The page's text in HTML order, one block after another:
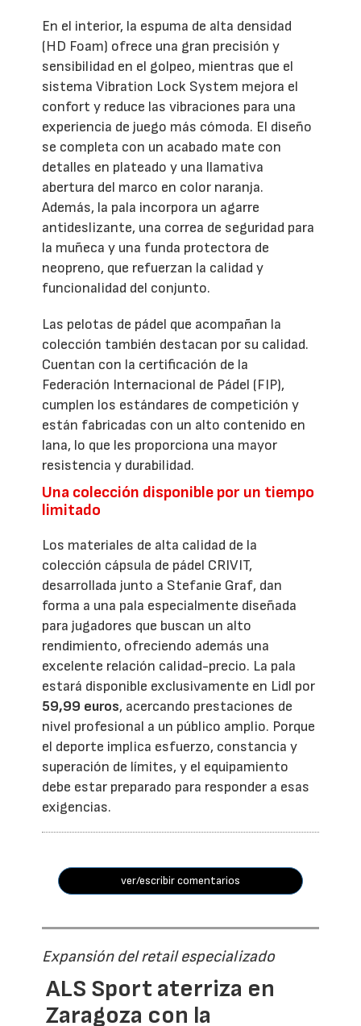
En el interior, la espuma de alta densidad
(HD Foam) ofrece una gran precisión y
sensibilidad en el golpeo, mientras que el
sistema Vibration Lock System mejora el
confort y reduce las vibraciones para una
experiencia de juego más cómoda. El diseño
se completa con un acabado mate con
detalles en plateado y una llamativa
abertura del marco en color naranja.
Además, la pala incorpora un agarre
antideslizante, una correa de seguridad para
la muñeca y una funda protectora de
neopreno, que refuerzan la calidad y
funcionalidad del conjunto.
Las pelotas de pádel que acompañan la
colección también destacan por su calidad.
Cuentan con la certificación de la
Federación Internacional de Pádel (FIP),
cumplen los estándares de competición y
están fabricadas con un alto contenido en
lana, lo que les proporciona una mayor
resistencia y durabilidad.
Una colección disponible por un tiempo
limitado
Los materiales de alta calidad de la
colección cápsula de pádel CRIVIT,
desarrollada junto a Stefanie Graf, dan
forma a una pala especialmente diseñada
para jugadores que buscan un alto
rendimiento, ofreciendo además una
excelente relación calidad-precio. La pala
estará disponible exclusivamente en Lidl por
59,99 euros, acercando prestaciones de
nivel profesional a un público amplio. Porque
el deporte implica esfuerzo, constancia y
superación de límites, y el equipamiento
debe estar preparado para responder a esas
exigencias.
ver/escribir comentarios
Expansión del retail especializado
ALS Sport aterriza en
Zaragoza con la